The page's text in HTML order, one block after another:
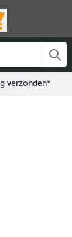
verzonden*